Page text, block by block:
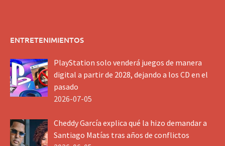
ENTRETENIMIENTOS
PlayStation solo venderá juegos de manera
digital a partir de 2028, dejando a los CD en el
pasado
2026-07-05
Cheddy García explica qué la hizo demandar a
Santiago Matías tras años de conflictos